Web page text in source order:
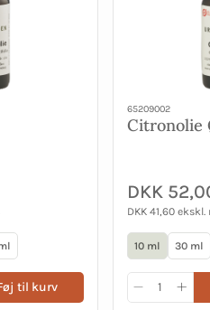
til kurv
65209002
Citronolie
DKK
DKK 41,60
10 ml 30 ml